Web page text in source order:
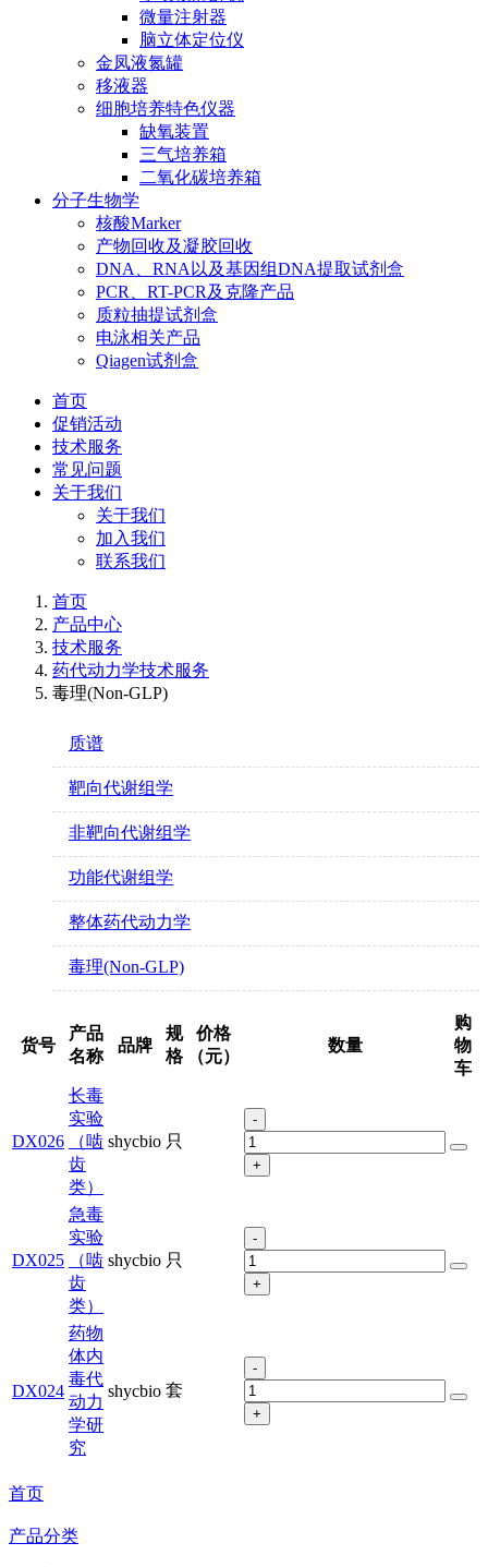
微量注射器
脑立体定位仪
金凤液氮罐
移液器
细胞培养特色仪器
缺氧装置
三气培养箱
二氧化碳培养箱
分子生物学
核酸Marker
产物回收及凝胶回收
DNA、RNA以及基因组DNA提取试剂盒
PCR、RT-PCR及克隆产品
质粒抽提试剂盒
电泳相关产品
Qiagen试剂盒
首页
促销活动
技术服务
常见问题
关于我们
关于我们
加入我们
联系我们
首页
产品中心
技术服务
药代动力学技术服务
毒理(Non-GLP)
质谱
靶向代谢组学
非靶向代谢组学
功能代谢组学
整体药代动力学
毒理(Non-GLP)
货号
产品
名称
品牌
规
格
价格
（元）
数量
购
物
车
DX026
长毒
实验
（啮
齿
类）
shycbio 只
-
+
DX025
急毒
实验
（啮
齿
类）
shycbio 只
-
+
DX024
药物
体内
毒代
动力
学研
究
shycbio 套
-
+
首页
产品分类